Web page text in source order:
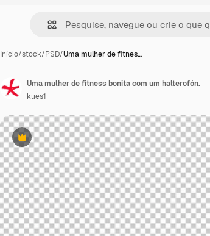
Início/stock/PSD/Uma mulher de fitnes…
Premium
Uma mulher de fitness bonita com um halterofón.
kues1